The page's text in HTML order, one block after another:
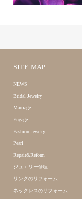
SITE MAP
NEWS
Bridal Jewelry
Marriage
Engage
Fashion Jewelry
Pearl
Repair&Reform
ジュエリー修理
リングのリフォーム
ネックレスのリフォーム